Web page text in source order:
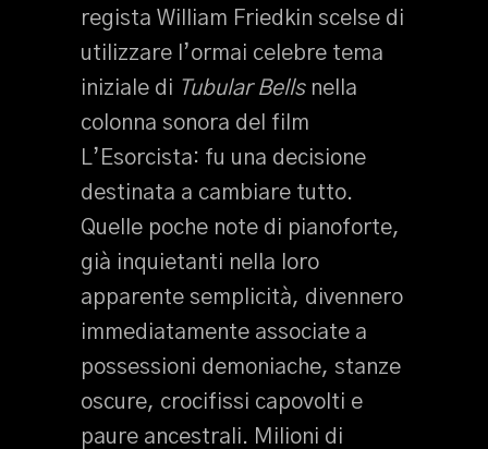
regista William Friedkin scelse di
utilizzare l’ormai celebre tema
iniziale di Tubular Bellsnella
colonna sonora del film
L’Esorcista: fu una decisione
destinata a cambiare tutto.
Quelle poche note di pianoforte,
già inquietanti nella loro
apparente semplicità, divennero
immediatamente associate a
possessioni demoniache, stanze
oscure, crocifissi capovolti e
paure ancestrali. Milioni di